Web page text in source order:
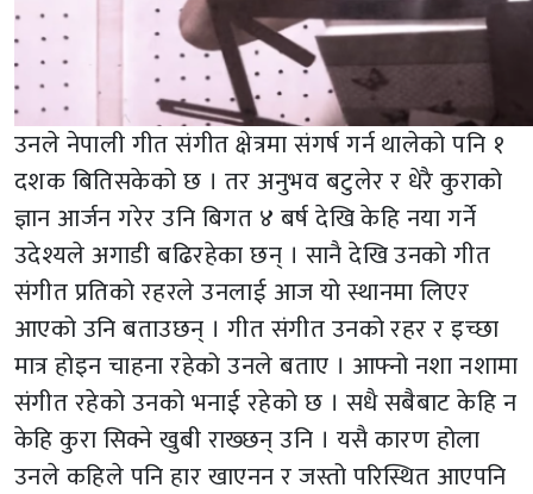
उनले नेपाली गीत संगीत क्षेत्रमा संगर्ष गर्न थालेको पनि १
दशक बितिसकेको छ । तर अनुभव बटुलेर र धेरै कुराको
ज्ञान आर्जन गरेर उनि बिगत ४ बर्ष देखि केहि नया गर्ने
उदेश्यले अगाडी बढिरहेका छन् । सानै देखि उनको गीत
संगीत प्रतिको रहरले उनलाई आज यो स्थानमा लिएर
आएको उनि बताउछन् । गीत संगीत उनको रहर र इच्छा
मात्र होइन चाहना रहेको उनले बताए । आफ्नो नशा नशामा
संगीत रहेको उनको भनाई रहेको छ । सधै सबैबाट केहि न
केहि कुरा सिक्ने खुबी राख्छन् उनि । यसै कारण होला
उनले कहिले पनि हार खाएनन र जस्तो परिस्थित आएपनि